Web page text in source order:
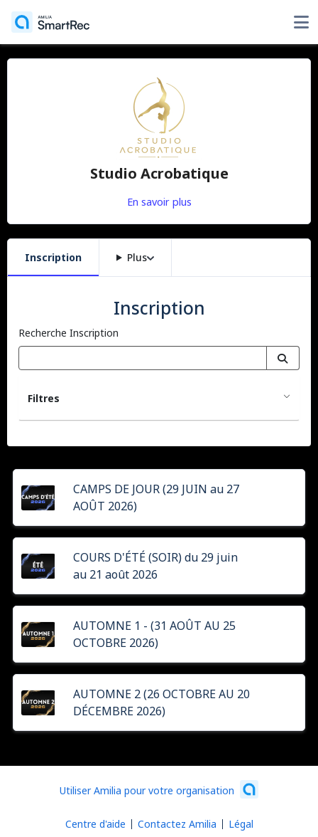
Studio Acrobatique
En savoir plus
Inscription Plus
Inscription
Recherche Inscription
Filtres
CAMPS DE JOUR (29 JUIN au 27
AOÛT 2026)
COURS D'ÉTÉ (SOIR) du 29 juin
au 21 août 2026
AUTOMNE 1 - (31 AOÛT AU 25
OCTOBRE 2026)
AUTOMNE 2 (26 OCTOBRE AU 20
DÉCEMBRE 2026)
Utiliser Amilia pour votre organisation
Centre d'aide Contactez Amilia Légal